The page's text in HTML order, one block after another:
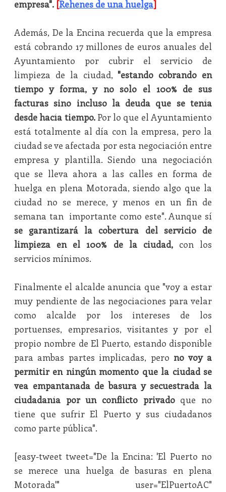
empresa". [Rehenes de una huelga]
Además, De la Encina recuerda que la empresa
está cobrando 17 millones de euros anuales del
Ayuntamiento por cubrir el servicio de
limpieza de la ciudad, "estando cobrando en
tiempo y forma, y no solo el 100% de sus
facturas sino incluso la deuda que se tenía
desde hacía tiempo.Por lo que el Ayuntamiento
está totalmente al día con la empresa, pero la
ciudad se ve afectada por esta negociación entre
empresa y plantilla. Siendo una negociación
que se lleva ahora a las calles en forma de
huelga en plena Motorada, siendo algo que la
ciudad no se merece, y menos en un fin de
semana tan importante como este". Aunque sí
se garantizará la cobertura del servicio de
limpieza en el 100% de la ciudad,con los
servicios mínimos.
Finalmente el alcalde anuncia que "voy a estar
muy pendiente de las negociaciones para velar
como alcalde por los intereses de los
portuenses, empresarios, visitantes y por el
propio nombre de El Puerto, estando disponible
para ambas partes implicadas, pero no voy a
permitir en ningún momento que la ciudad se
vea empantanada de basura y secuestrada la
ciudadanía por un conflicto privadoque no
tiene que sufrir El Puerto y sus ciudadanos
como parte pública".
[easy-tweet tweet="De la Encina: 'El Puerto no
se merece una huelga de basuras en plena
Motorada'" user="ElPuertoAC"